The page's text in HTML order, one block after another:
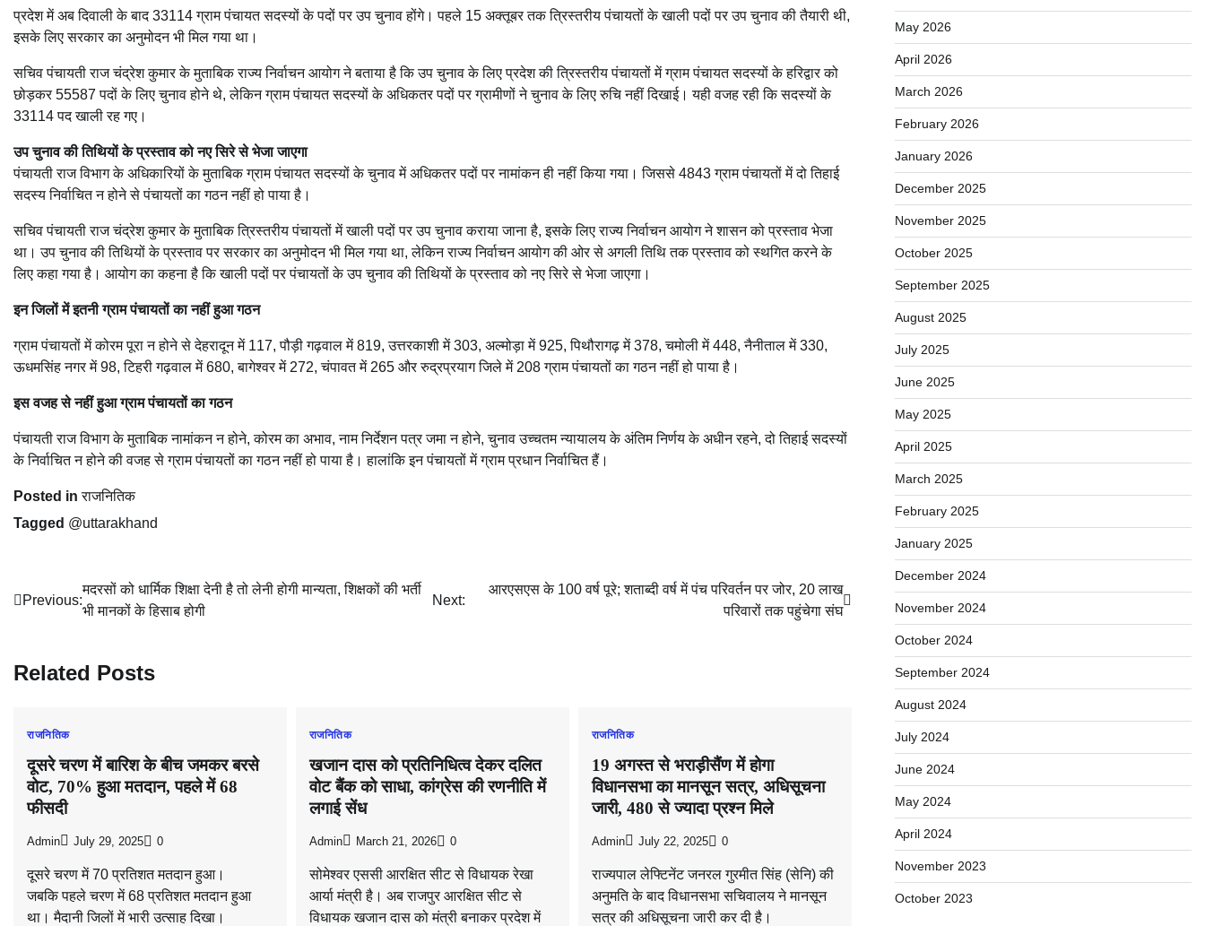
प्रदेश में अब दिवाली के बाद 33114 ग्राम पंचायत सदस्यों के पदों पर उप चुनाव होंगे। पहले 15 अक्तूबर तक त्रिस्तरीय पंचायतों के खाली पदों पर उप चुनाव की तैयारी थी,
इसके लिए सरकार का अनुमोदन भी मिल गया था।
सचिव पंचायती राज चंद्रेश कुमार के मुताबिक राज्य निर्वाचन आयोग ने बताया है कि उप चुनाव के लिए प्रदेश की त्रिस्तरीय पंचायतों में ग्राम पंचायत सदस्यों के हरिद्वार को
छोड़कर 55587 पदों के लिए चुनाव होने थे, लेकिन ग्राम पंचायत सदस्यों के अधिकतर पदों पर ग्रामीणों ने चुनाव के लिए रुचि नहीं दिखाई। यही वजह रही कि सदस्यों के
33114 पद खाली रह गए।
उप चुनाव की तिथियों के प्रस्ताव को नए सिरे से भेजा जाएगा
पंचायती राज विभाग के अधिकारियों के मुताबिक ग्राम पंचायत सदस्यों के चुनाव में अधिकतर पदों पर नामांकन ही नहीं किया गया। जिससे 4843 ग्राम पंचायतों में दो तिहाई
सदस्य निर्वाचित न होने से पंचायतों का गठन नहीं हो पाया है।
सचिव पंचायती राज चंद्रेश कुमार के मुताबिक त्रिस्तरीय पंचायतों में खाली पदों पर उप चुनाव कराया जाना है, इसके लिए राज्य निर्वाचन आयोग ने शासन को प्रस्ताव भेजा
था। उप चुनाव की तिथियों के प्रस्ताव पर सरकार का अनुमोदन भी मिल गया था, लेकिन राज्य निर्वाचन आयोग की ओर से अगली तिथि तक प्रस्ताव को स्थगित करने के
लिए कहा गया है। आयोग का कहना है कि खाली पदों पर पंचायतों के उप चुनाव की तिथियों के प्रस्ताव को नए सिरे से भेजा जाएगा।
इन जिलों में इतनी ग्राम पंचायतों का नहीं हुआ गठन
ग्राम पंचायतों में कोरम पूरा न होने से देहरादून में 117, पौड़ी गढ़वाल में 819, उत्तरकाशी में 303, अल्मोड़ा में 925, पिथौरागढ़ में 378, चमोली में 448, नैनीताल में 330,
ऊधमसिंह नगर में 98, टिहरी गढ़वाल में 680, बागेश्वर में 272, चंपावत में 265 और रुद्रप्रयाग जिले में 208 ग्राम पंचायतों का गठन नहीं हो पाया है।
इस वजह से नहीं हुआ ग्राम पंचायतों का गठन
पंचायती राज विभाग के मुताबिक नामांकन न होने, कोरम का अभाव, नाम निर्देशन पत्र जमा न होने, चुनाव उच्चतम न्यायालय के अंतिम निर्णय के अधीन रहने, दो तिहाई सदस्यों
के निर्वाचित न होने की वजह से ग्राम पंचायतों का गठन नहीं हो पाया है। हालांकि इन पंचायतों में ग्राम प्रधान निर्वाचित हैं।
Posted inराजनितिक
Tagged @uttarakhand
Post
Previous:
मदरसों को धार्मिक शिक्षा देनी है तो लेनी होगी मान्यता, शिक्षकों की भर्ती
भी मानकों के हिसाब होगी
Next:
आरएसएस के 100 वर्ष पूरे; शताब्दी वर्ष में पंच परिवर्तन पर जोर, 20 लाख
परिवारों तक पहुंचेगा संघ
Related Posts
राजनितिक
दूसरे चरण में बारिश के बीच जमकर बरसे
वोट, 70% हुआ मतदान, पहले में 68
फीसदी
Admin July 29, 2025 0
दूसरे चरण में 70 प्रतिशत मतदान हुआ।
जबकि पहले चरण में 68 प्रतिशत मतदान हुआ
था। मैदानी जिलों में भारी उत्साह दिखा।
राजनितिक
खजान दास को प्रतिनिधित्व देकर दलित
वोट बैंक को साधा, कांग्रेस की रणनीति में
लगाई सेंध
Admin March 21, 2026 0
सोमेश्वर एससी आरक्षित सीट से विधायक रेखा
आर्या मंत्री है। अब राजपुर आरक्षित सीट से
विधायक खजान दास को मंत्री बनाकर प्रदेश में
राजनितिक
19 अगस्त से भराड़ीसैंण में होगा
विधानसभा का मानसून सत्र, अधिसूचना
जारी, 480 से ज्यादा प्रश्न मिले
Admin July 22, 2025 0
राज्यपाल लेफ्टिनेंट जनरल गुरमीत सिंह (सेनि) की
अनुमति के बाद विधानसभा सचिवालय ने मानसून
सत्र की अधिसूचना जारी कर दी है।
May 2026
April 2026
March 2026
February 2026
January 2026
December 2025
November 2025
October 2025
September 2025
August 2025
July 2025
June 2025
May 2025
April 2025
March 2025
February 2025
January 2025
December 2024
November 2024
October 2024
September 2024
August 2024
July 2024
June 2024
May 2024
April 2024
November 2023
October 2023